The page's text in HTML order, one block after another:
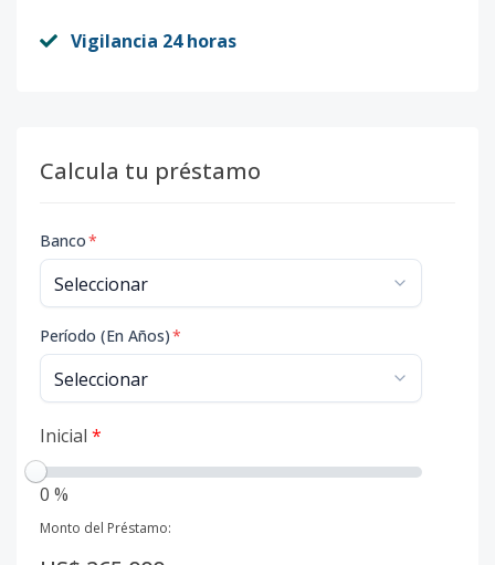
Vigilancia 24 horas
Calcula tu préstamo
Banco*
Período (En Años)*
Inicial *
0 %
Monto del Préstamo: